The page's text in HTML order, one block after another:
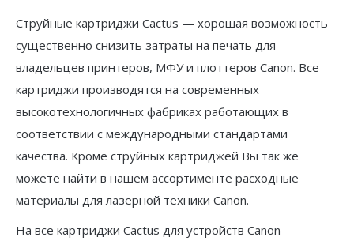
для
Струйные картриджи Cactus — хорошая возможность
существенно снизить затраты на печать для
владельцев принтеров, МФУ и плоттеров Canon. Все
картриджи производятся на современных
высокотехнологичных фабриках работающих в
соответствии с международными стандартами
качества. Кроме струйных картриджей Вы так же
можете найти в нашем ассортименте расходные
материалы для лазерной техники Canon.
На все картриджи Cactus для устройств Canon